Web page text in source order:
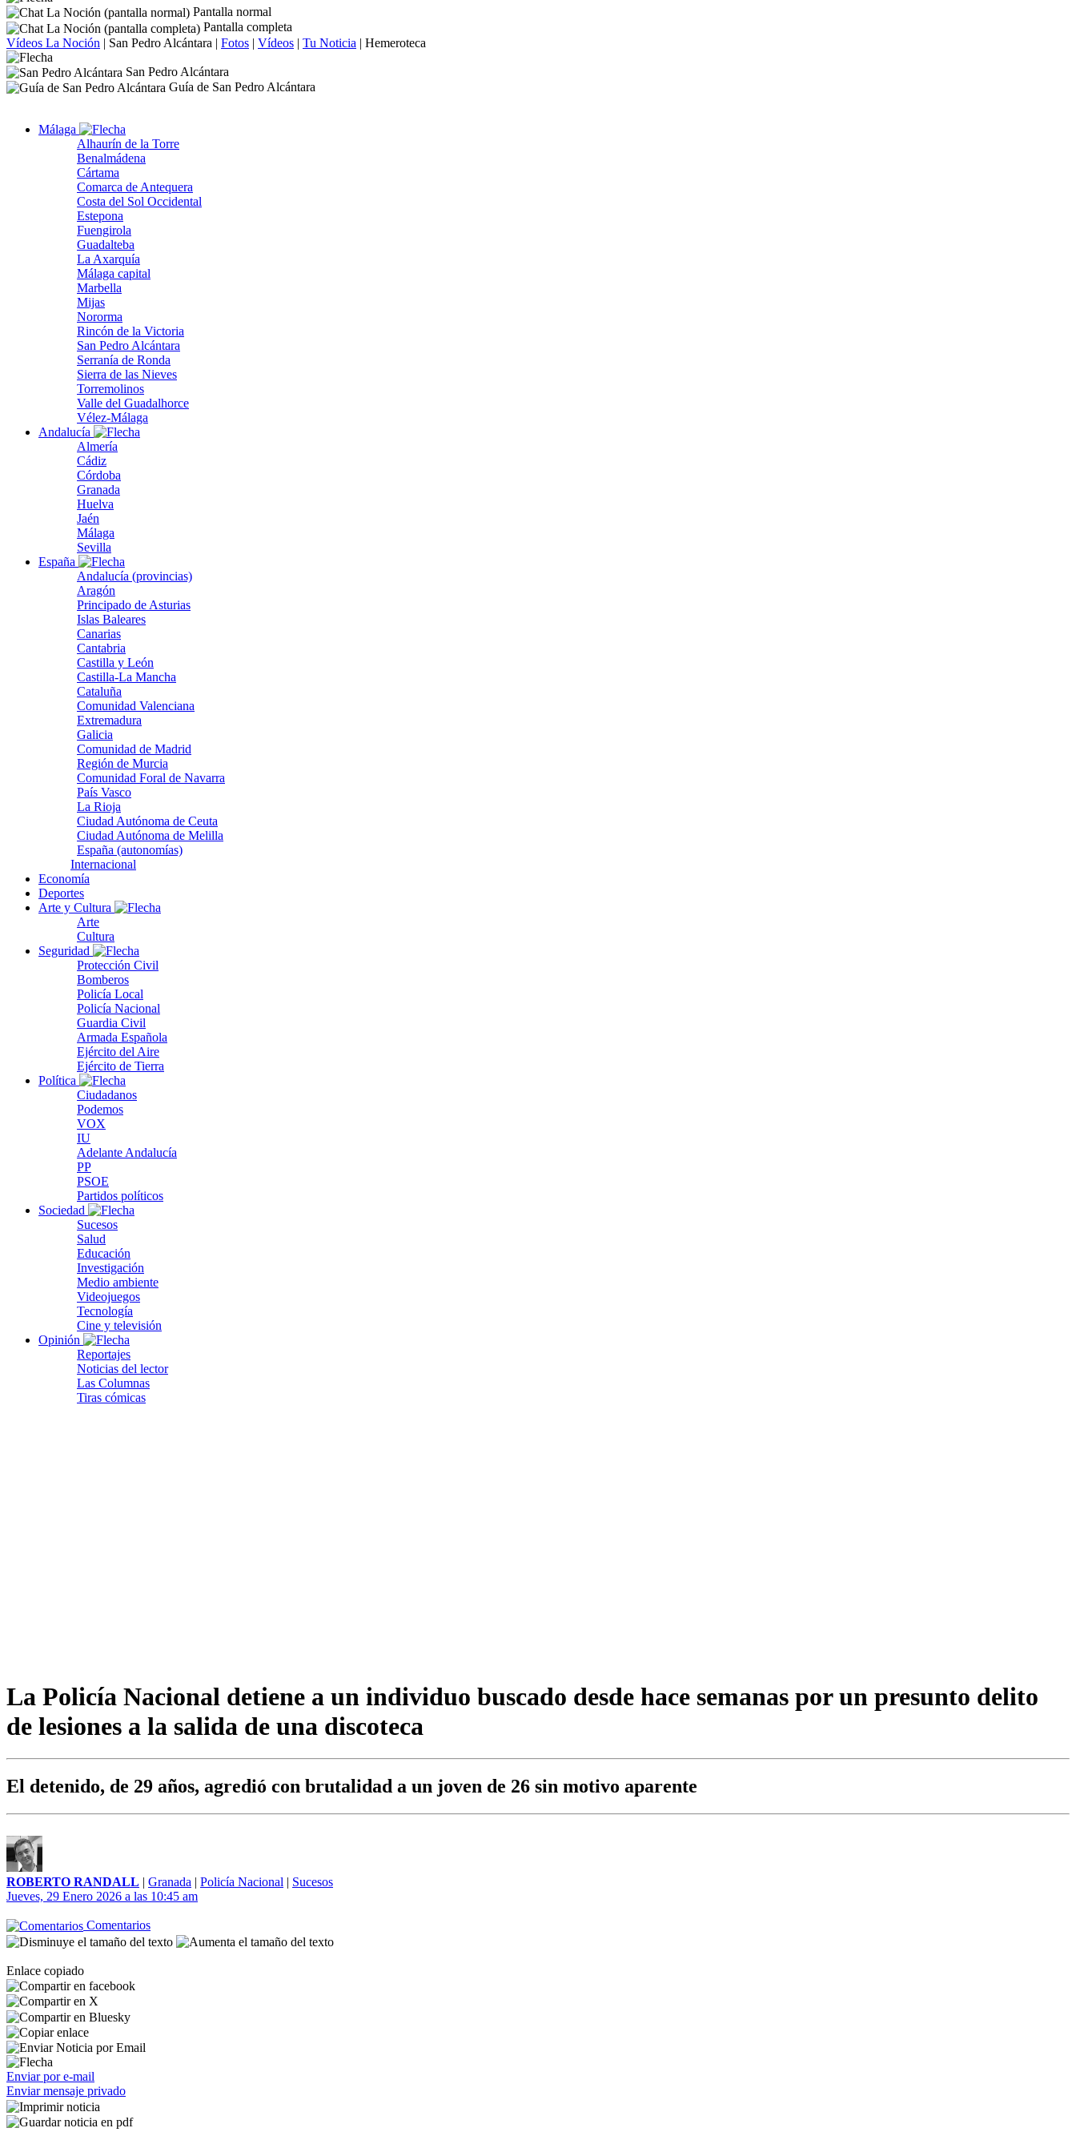
Pantalla normal
Pantalla completa
Vídeos La Noción | San Pedro Alcántara | Fotos | Vídeos | Tu Noticia | Hemeroteca
San Pedro Alcántara
Guía de San Pedro Alcántara
Málaga
Alhaurín de la Torre
Benalmádena
Cártama
Comarca de Antequera
Costa del Sol Occidental
Estepona
Fuengirola
Guadalteba
La Axarquía
Málaga capital
Marbella
Mijas
Nororma
Rincón de la Victoria
San Pedro Alcántara
Serranía de Ronda
Sierra de las Nieves
Torremolinos
Valle del Guadalhorce
Vélez-Málaga
Andalucía
Almería
Cádiz
Córdoba
Granada
Huelva
Jaén
Málaga
Sevilla
España
Andalucía (provincias)
Aragón
Principado de Asturias
Islas Baleares
Canarias
Cantabria
Castilla y León
Castilla-La Mancha
Cataluña
Comunidad Valenciana
Extremadura
Galicia
Comunidad de Madrid
Región de Murcia
Comunidad Foral de Navarra
País Vasco
La Rioja
Ciudad Autónoma de Ceuta
Ciudad Autónoma de Melilla
España (autonomías)
Internacional
Economía
Deportes
Arte y Cultura
Arte
Cultura
Seguridad
Protección Civil
Bomberos
Policía Local
Policía Nacional
Guardia Civil
Armada Española
Ejército del Aire
Ejército de Tierra
Política
Ciudadanos
Podemos
VOX
IU
Adelante Andalucía
PP
PSOE
Partidos políticos
Sociedad
Sucesos
Salud
Educación
Investigación
Medio ambiente
Videojuegos
Tecnología
Cine y televisión
Opinión
Reportajes
Noticias del lector
Las Columnas
Tiras cómicas
La Policía Nacional detiene a un individuo buscado desde hace semanas por un presunto delito
de lesiones a la salida de una discoteca
El detenido, de 29 años, agredió con brutalidad a un joven de 26 sin motivo aparente
ROBERTO RANDALL | Granada | Policía Nacional | Sucesos
Jueves, 29 Enero 2026 a las 10:45 am
Comentarios
Enlace copiado
Enviar por e-mail
Enviar mensaje privado